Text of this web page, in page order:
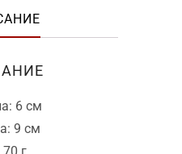
6 см
9 см